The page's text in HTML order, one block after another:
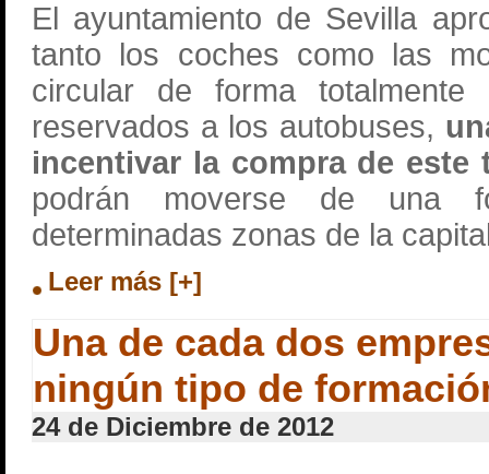
El ayuntamiento de Sevilla
tanto los coches como las
circular de forma
reservados a los autobuses,
incentivar la compra de
podrán moverse de una
determinadas zonas de la
Leer más [+]
Una de cada dos
ningún tipo de
24 de Diciembre de 2012